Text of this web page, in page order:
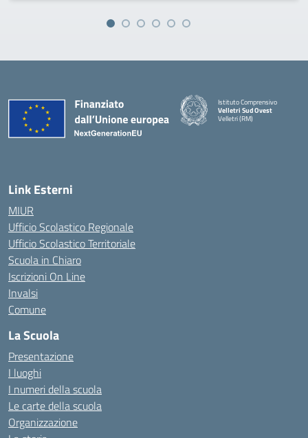
Istituto Comprensivo
Velletri Sud Ovest
Velletri (RM)
Link Esterni
MIUR
Ufficio Scolastico Regionale
Ufficio Scolastico Territoriale
Scuola in Chiaro
Iscrizioni On Line
Invalsi
Comune
La Scuola
Presentazione
I luoghi
I numeri della scuola
Le carte della scuola
Organizzazione